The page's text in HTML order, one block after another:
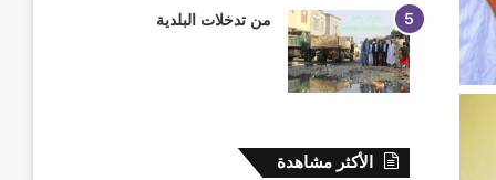
من تدخلات البلدية
الأكثر مشاهدة